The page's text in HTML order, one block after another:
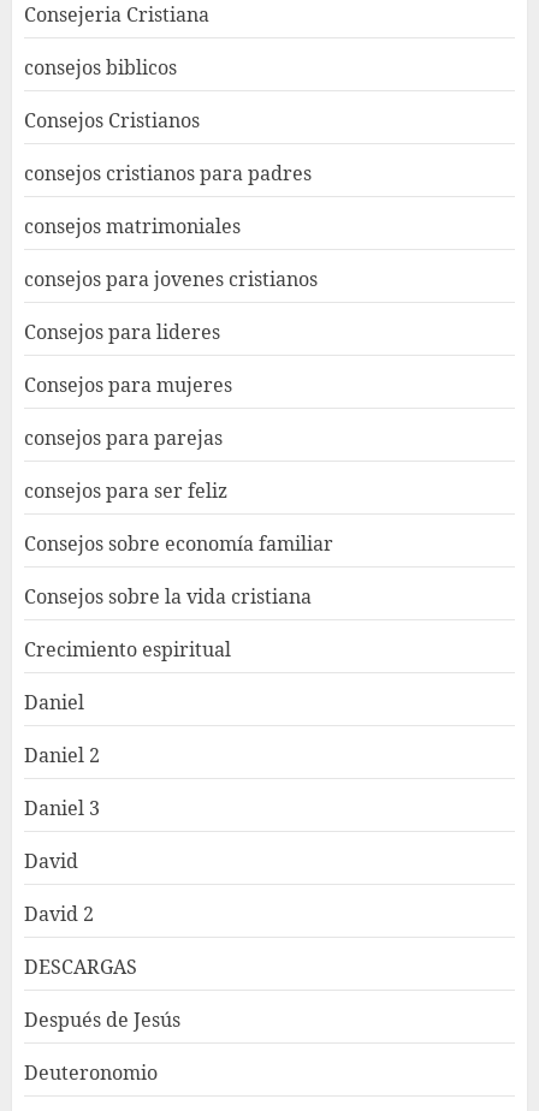
Consejeria Cristiana
consejos biblicos
Consejos Cristianos
consejos cristianos para padres
consejos matrimoniales
consejos para jovenes cristianos
Consejos para lideres
Consejos para mujeres
consejos para parejas
consejos para ser feliz
Consejos sobre economía familiar
Consejos sobre la vida cristiana
Crecimiento espiritual
Daniel
Daniel 2
Daniel 3
David
David 2
DESCARGAS
Después de Jesús
Deuteronomio